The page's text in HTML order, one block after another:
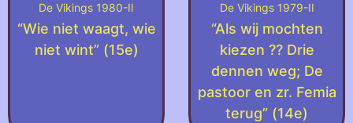
De Vikings 1980-II
“Wie niet waagt, wie
niet wint” (15e)
De Vikings 1979-II
“Als wij mochten
kiezen ?? Drie
dennen weg; De
pastoor en zr. Femia
terug” (14e)